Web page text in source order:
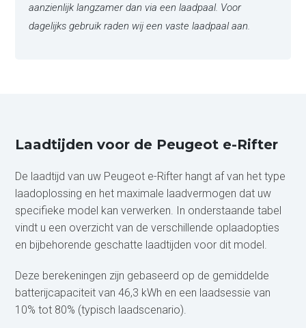
aanzienlijk langzamer dan via een laadpaal. Voor
dagelijks gebruik raden wij een vaste laadpaal aan.
Laadtijden voor de Peugeot e-Rifter
De laadtijd van uw Peugeot e-Rifter hangt af van het type
laadoplossing en het maximale laadvermogen dat uw
specifieke model kan verwerken. In onderstaande tabel
vindt u een overzicht van de verschillende oplaadopties
en bijbehorende geschatte laadtijden voor dit model.
Deze berekeningen zijn gebaseerd op de gemiddelde
batterijcapaciteit van 46,3 kWh en een laadsessie van
10% tot 80% (typisch laadscenario).